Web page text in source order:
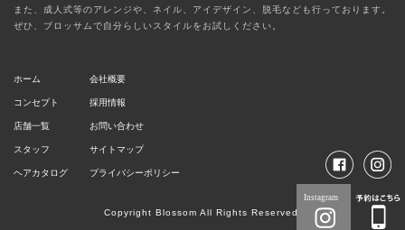
また、成人式等のアレンジや、ネイル、アイデザイン、脱毛なども行っております。
ぜひ、ブロッサムで自分らしいスタイルをお試しください。
ホーム
コンセプト
店舗一覧
スタッフ
ヘアカタログ
会社概要
採用情報
お問い合わせ
サイトマップ
プライバシーポリシー
Copyright Blossom All Rights Reserved.